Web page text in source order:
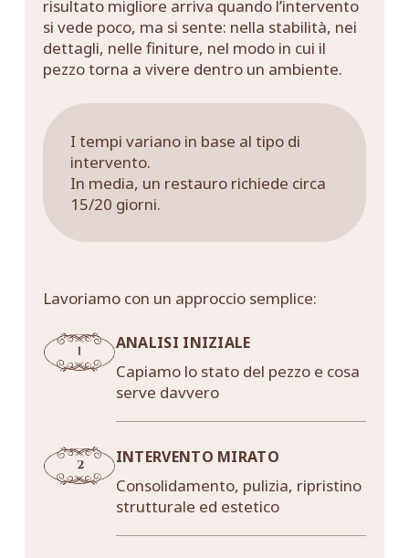
risultato migliore arriva quando l’intervento
si vede poco, ma si sente: nella stabilità, nei
dettagli, nelle finiture, nel modo in cui il
pezzo torna a vivere dentro un ambiente.
I tempi variano in base al tipo di
intervento.
In media, un restauro richiede circa
15/20 giorni.
Lavoriamo con un approccio semplice:
ANALISI INIZIALE
Capiamo lo stato del pezzo e cosa
serve davvero
INTERVENTO MIRATO
Consolidamento, pulizia, ripristino
strutturale ed estetico